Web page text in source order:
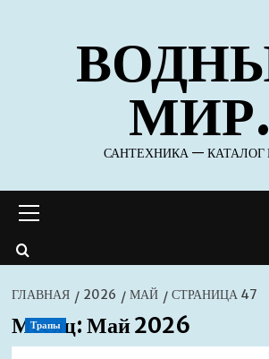
содержимому
МИР.
САНТЕХНИКА — КАТАЛОГ
меню
ГЛАВНАЯ 2026 МАЙ СТРАНИЦА 47
Месяц:Май 2026
Трапы